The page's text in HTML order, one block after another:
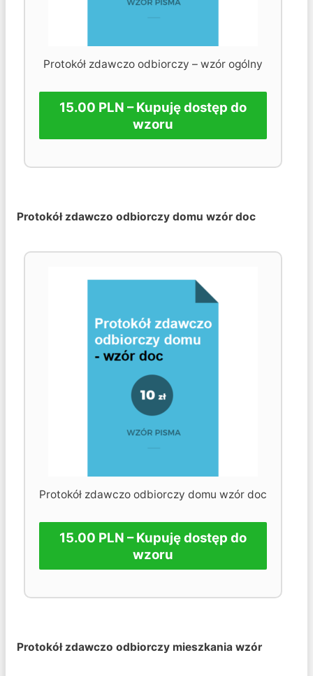
Protokół zdawczo odbiorczy – wzór ogólny
15.00 PLN – Kupuję dostęp do
wzoru
Protokół zdawczo odbiorczy domu wzór doc
Protokół zdawczo odbiorczy domu wzór doc
15.00 PLN – Kupuję dostęp do
wzoru
Protokół zdawczo odbiorczy mieszkania wzór